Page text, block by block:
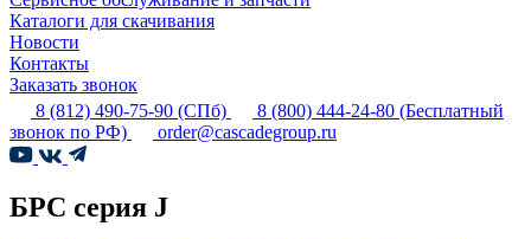
Каталоги для скачивания
Новости
Контакты
Заказать звонок
8 (812) 490-75-90 (СПб) 8 (800) 444-24-80 (Бесплатный
звонок по РФ)
order@cascadegroup.ru
БРС серия J